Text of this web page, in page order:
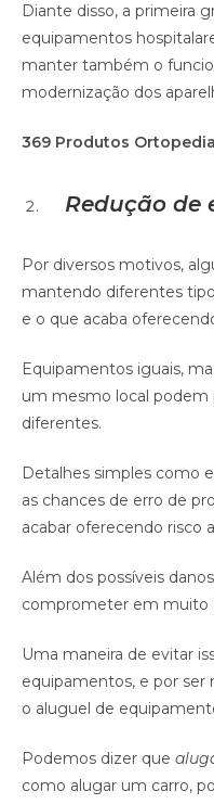
Diante disso, a primeira
equipamentos
manter também o
modernização dos
369 Produtos
Redução de
Por diversos motivos,
mantendo diferentes
e o que acaba
Equipamentos iguais,
um mesmo local podem
diferentes.
Detalhes simples como
as chances de erro de
acabar oferecendo risco
Além dos possíveis
comprometer em muito
Uma maneira de evitar
equipamentos, e por ser
o aluguel de
Podemos dizer que
como alugar um carro,